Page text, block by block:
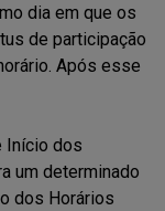
dia em que os
de participação
Após esse
Início dos
um determinado
dos Horários